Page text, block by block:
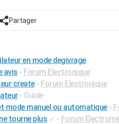
Partager
en mode degivrage
avis - Forum Electronique
create - Forum Electronique
- Guide
mode manuel ou automatique -
tourne plus ✓ - Forum